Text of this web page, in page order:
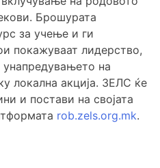
Брошурата
за учење и ги
покажуваат лидерство,
унапредувањето на
локална акција. ЗЕЛС ќе
и постави на својата
rob.zels.org.mk.